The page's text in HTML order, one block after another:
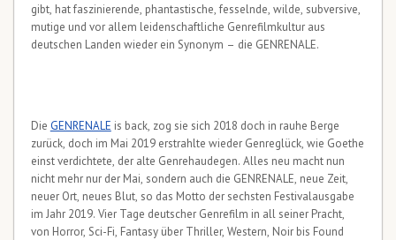
gibt, hat faszinierende, phantastische, fesselnde, wilde, subversive,
mutige und vor allem leidenschaftliche Genrefilmkultur aus
deutschen Landen wieder ein Synonym – die GENRENALE.
Die GENRENALE is back, zog sie sich 2018 doch in rauhe Berge
zurück, doch im Mai 2019 erstrahlte wieder Genreglück, wie Goethe
einst verdichtete, der alte Genrehaudegen. Alles neu macht nun
nicht mehr nur der Mai, sondern auch die GENRENALE, neue Zeit,
neuer Ort, neues Blut, so das Motto der sechsten Festivalausgabe
im Jahr 2019. Vier Tage deutscher Genrefilm in all seiner Pracht,
von Horror, Sci-Fi, Fantasy über Thriller, Western, Noir bis Found